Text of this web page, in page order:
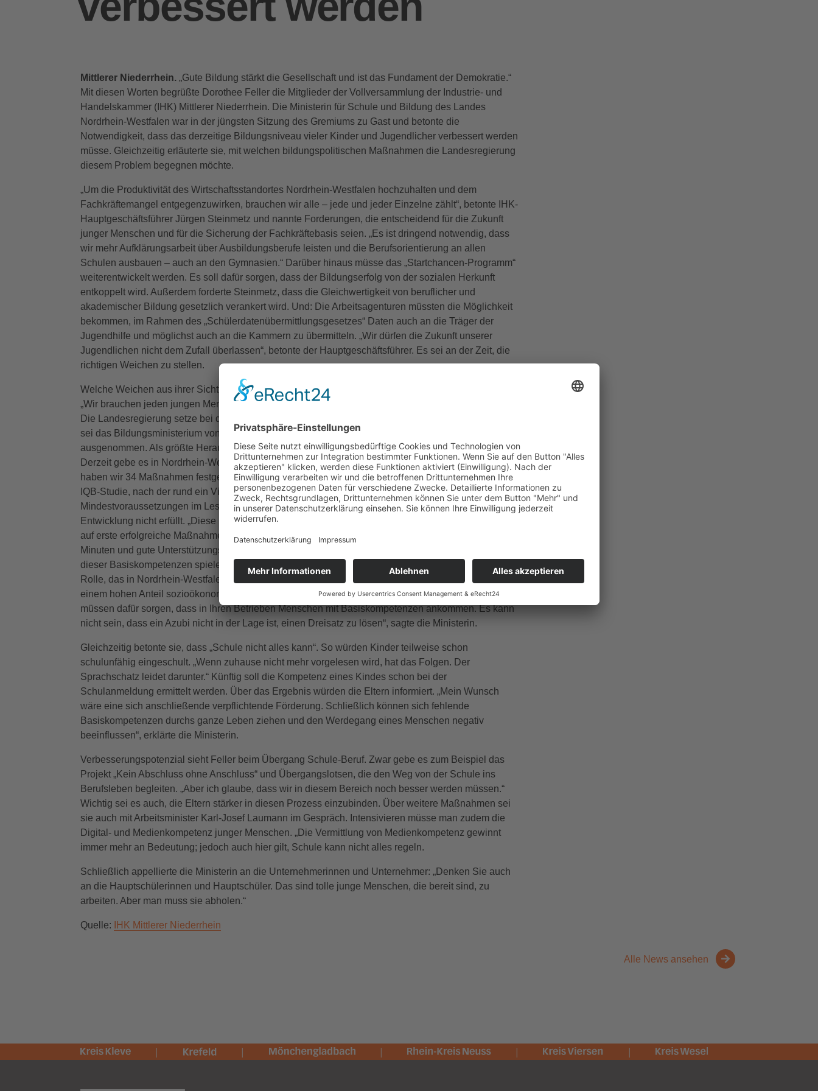
Mittlerer Niederrhein. „Gute Bildung stärkt die Gesellschaft und ist das Fundament der Demokratie.“
Mit diesen Worten begrüßte Dorothee Feller die Mitglieder der Vollversammlung der Industrie- und
Handelskammer (IHK) Mittlerer Niederrhein. Die Ministerin für Schule und Bildung des Landes
Nordrhein-Westfalen war in der jüngsten Sitzung des Gremiums zu Gast und betonte die
Notwendigkeit, dass das derzeitige Bildungsniveau vieler Kinder und Jugendlicher verbessert werden
müsse. Gleichzeitig erläuterte sie, mit welchen bildungspolitischen Maßnahmen die Landesregierung
diesem Problem begegnen möchte.
„Um die Produktivität des Wirtschaftsstandortes Nordrhein-Westfalen hochzuhalten und dem
Fachkräftemangel entgegenzuwirken, brauchen wir alle – jede und jeder Einzelne zählt“, betonte IHK-
Hauptgeschäftsführer Jürgen Steinmetz und nannte Forderungen, die entscheidend für die Zukunft
junger Menschen und für die Sicherung der Fachkräftebasis seien. „Es ist dringend notwendig, dass
wir mehr Aufklärungsarbeit über Ausbildungsberufe leisten und die Berufsorientierung an allen
Schulen ausbauen – auch an den Gymnasien.“ Darüber hinaus müsse das „Startchancen-Programm“
weiterentwickelt werden. Es soll dafür sorgen, dass der Bildungserfolg von der sozialen Herkunft
entkoppelt wird. Außerdem forderte Steinmetz, dass die Gleichwertigkeit von beruflicher und
akademischer Bildung gesetzlich verankert wird. Und: Die Arbeitsagenturen müssten die Möglichkeit
bekommen, im Rahmen des „Schülerdatenübermittlungsgesetzes“ Daten auch an die Träger der
Jugendhilfe und möglichst auch an die Kammern zu übermitteln. „Wir dürfen die Zukunft unserer
Jugendlichen nicht dem Zufall überlassen“, betonte der Hauptgeschäftsführer. Es sei an der Zeit, die
richtigen Weichen zu stellen.
Welche Weichen aus ihrer Sicht gestellt werden müssen, erläuterte die Ministerin in ihrem Vortrag
„Wir brauchen jeden jungen Menschen! Bildungspolitische Maßnahmen in der Beruflichen Bildung“.
Die Landesregierung setze bei der Bildung „den absoluten Schwerpunkt“, betonte sie. Entsprechend
sei das Bildungsministerium von den Einsparungen, die alle Ressorts erbringen müssten,
ausgenommen. Als größte Herausforderung des Bildungsbereichs nannte Feller den Lehrermangel.
Derzeit gebe es in Nordrhein-Westfalen 8.000 unbesetzte Lehrerstellen. „Um dem entgegenzuwirken,
haben wir 34 Maßnahmen festgelegt.“ Alarmierend sei darüber hinaus das Ergebnis der so genannten
IQB-Studie, nach der rund ein Viertel der Grundschülerinnen und Grundschüler in NRW die
Mindestvoraussetzungen im Lesen, Schreiben, Rechnen, Zuhören und in der emotional-sozialen
Entwicklung nicht erfüllt. „Diese Basiskompetenzen müssen wir stärken“, betonte Feller und verwies
auf erste erfolgreiche Maßnahmen wie die Einführung einer verbindlichen Lesezeit von 3 mal 20
Minuten und gute Unterstützungsangebote wie den digitalen Leseraum LeOn. Bei der Förderung
dieser Basiskompetenzen spiele auch das bereits erwähnte Startchancen-Programm eine große
Rolle, das in Nordrhein-Westfalen in den kommenden zehn Jahren 4,6 Milliarden Euro für Schulen mit
einem hohen Anteil sozioökonomisch benachteiligter Schülerinnen und Schülern bereitstellt. „Wir
müssen dafür sorgen, dass in Ihren Betrieben Menschen mit Basiskompetenzen ankommen. Es kann
nicht sein, dass ein Azubi nicht in der Lage ist, einen Dreisatz zu lösen“, sagte die Ministerin.
Gleichzeitig betonte sie, dass „Schule nicht alles kann“. So würden Kinder teilweise schon
schulunfähig eingeschult. „Wenn zuhause nicht mehr vorgelesen wird, hat das Folgen. Der
Sprachschatz leidet darunter.“ Künftig soll die Kompetenz eines Kindes schon bei der
Schulanmeldung ermittelt werden. Über das Ergebnis würden die Eltern informiert. „Mein Wunsch
wäre eine sich anschließende verpflichtende Förderung. Schließlich können sich fehlende
Basiskompetenzen durchs ganze Leben ziehen und den Werdegang eines Menschen negativ
beeinflussen“, erklärte die Ministerin.
Verbesserungspotenzial sieht Feller beim Übergang Schule-Beruf. Zwar gebe es zum Beispiel das
Projekt „Kein Abschluss ohne Anschluss“ und Übergangslotsen, die den Weg von der Schule ins
Berufsleben begleiten. „Aber ich glaube, dass wir in diesem Bereich noch besser werden müssen.“
Wichtig sei es auch, die Eltern stärker in diesen Prozess einzubinden. Über weitere Maßnahmen sei
sie auch mit Arbeitsminister Karl-Josef Laumann im Gespräch. Intensivieren müsse man zudem die
Digital- und Medienkompetenz junger Menschen. „Die Vermittlung von Medienkompetenz gewinnt
immer mehr an Bedeutung; jedoch auch hier gilt, Schule kann nicht alles regeln.
Schließlich appellierte die Ministerin an die Unternehmerinnen und Unternehmer: „Denken Sie auch
an die Hauptschülerinnen und Hauptschüler. Das sind tolle junge Menschen, die bereit sind, zu
arbeiten. Aber man muss sie abholen.“
Quelle: IHK Mittlerer Niederrhein
Alle News ansehen